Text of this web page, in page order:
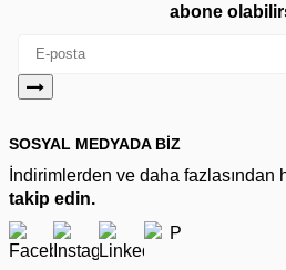
abone
SOSYAL MEDYADA BİZ
İndirimlerden ve daha fazlasından
takip edin.